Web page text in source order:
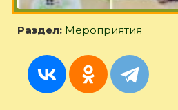
Раздел: Мероприятия